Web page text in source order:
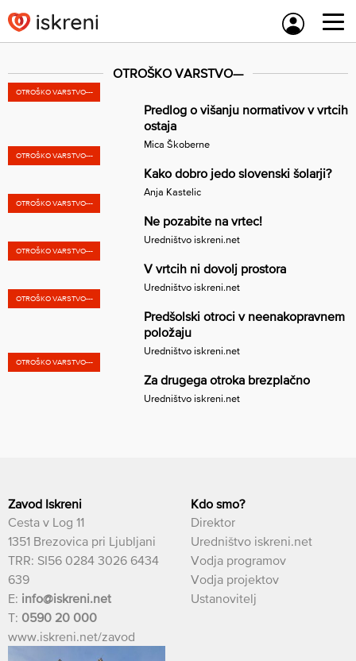
to
content
OTROŠKO VARSTVO—
OTROŠKO VARSTVO---
Predlog o višanju normativov v vrtcih
ostaja
Mica Škoberne
OTROŠKO VARSTVO---
Kako dobro jedo slovenski šolarji?
Anja Kastelic
OTROŠKO VARSTVO---
Ne pozabite na vrtec!
Uredništvo iskreni.net
OTROŠKO VARSTVO---
V vrtcih ni dovolj prostora
Uredništvo iskreni.net
OTROŠKO VARSTVO---
Predšolski otroci v neenakopravnem
položaju
Uredništvo iskreni.net
OTROŠKO VARSTVO---
Za drugega otroka brezplačno
Uredništvo iskreni.net
Zavod Iskreni
Cesta v Log 11
1351 Brezovica pri Ljubljani
TRR: SI56 0284 3026 6434
639
E: info@iskreni.net
T: 0590 20 000
www.iskreni.net/zavod
Kdo smo?
Direktor
Uredništvo iskreni.net
Vodja programov
Vodja projektov
Ustanovitelj